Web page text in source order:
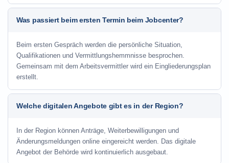
Was passiert beim ersten Termin beim Jobcenter?
Beim ersten Gespräch werden die persönliche Situation,
Qualifikationen und Vermittlungshemmnisse besprochen.
Gemeinsam mit dem Arbeitsvermittler wird ein Eingliederungsplan
erstellt.
Welche digitalen Angebote gibt es in der Region?
In der Region können Anträge, Weiterbewilligungen und
Änderungsmeldungen online eingereicht werden. Das digitale
Angebot der Behörde wird kontinuierlich ausgebaut.